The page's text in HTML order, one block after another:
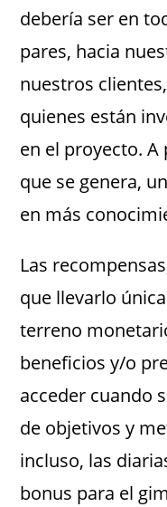
debería ser en
pares, hacia
nuestros
quienes están
en el proyecto. A
que se genera,
en más
Las
que llevarlo
terreno
beneficios y/o
acceder cuando
de objetivos y
incluso, las
bonus para el